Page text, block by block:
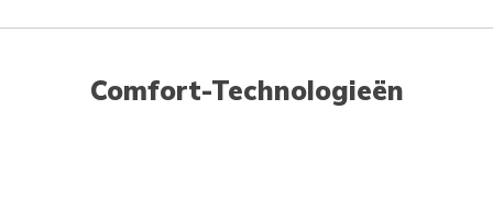
Comfort-Technologieën